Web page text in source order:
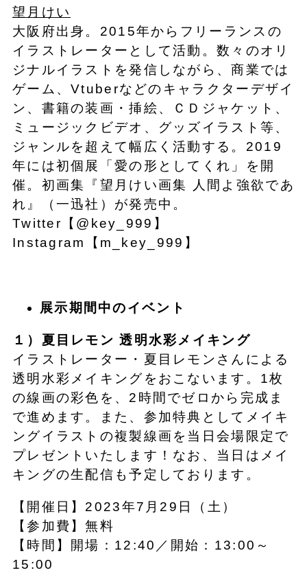
望月けい
大阪府出身。2015年からフリーランスの
イラストレーターとして活動。数々のオリ
ジナルイラストを発信しながら、商業では
ゲーム、Vtuberなどのキャラクターデザイ
ン、書籍の装画・挿絵、ＣＤジャケット、
ミュージックビデオ、グッズイラスト等、
ジャンルを超えて幅広く活動する。2019
年には初個展「愛の形としてくれ」を開
催。初画集『望月けい画集 人間よ強欲であ
れ』（一迅社）が発売中。
Twitter【@key_999】
Instagram【m_key_999】
展示期間中のイベント
１）夏目レモン 透明水彩メイキング
イラストレーター・夏目レモンさんによる
透明水彩メイキングをおこないます。1枚
の線画の彩色を、2時間でゼロから完成ま
で進めます。また、参加特典としてメイキ
ングイラストの複製線画を当日会場限定で
プレゼントいたします！なお、当日はメイ
キングの生配信も予定しております。
【開催日】2023年7月29日（土）
【参加費】無料
【時間】開場：12:40／開始：13:00～
15:00